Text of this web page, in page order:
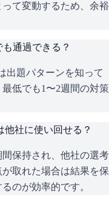
て変動するため、余裕
通過できる？
出題パターンを知って
低でも1〜2週間の対策
社に使い回せる？
保持され、他社の選考
取れた場合は結果を保
のが効率的です。